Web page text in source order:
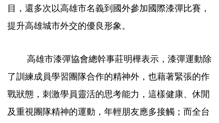
目，還多次以高雄市名義到國外參加國際漆彈比賽，
提升高雄城市外交的優良形象。
高雄市漆彈協會總幹事莊明樺表示，漆彈運動除
了訓練成員學習團隊合作的精神外，也藉著緊張的作
戰狀態，刺激學員靈活的思考能力，這樣健康、休閒
及重視團隊精神的運動，年輕朋友應多接觸；而全台